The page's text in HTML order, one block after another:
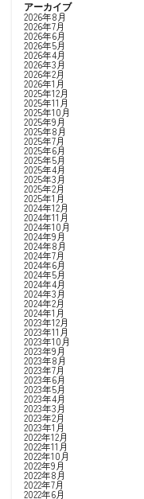
アーカイブ
2026年8月
2026年7月
2026年6月
2026年5月
2026年4月
2026年3月
2026年2月
2026年1月
2025年12月
2025年11月
2025年10月
2025年9月
2025年8月
2025年7月
2025年6月
2025年5月
2025年4月
2025年3月
2025年2月
2025年1月
2024年12月
2024年11月
2024年10月
2024年9月
2024年8月
2024年7月
2024年6月
2024年5月
2024年4月
2024年3月
2024年2月
2024年1月
2023年12月
2023年11月
2023年10月
2023年9月
2023年8月
2023年7月
2023年6月
2023年5月
2023年4月
2023年3月
2023年2月
2023年1月
2022年12月
2022年11月
2022年10月
2022年9月
2022年8月
2022年7月
2022年6月